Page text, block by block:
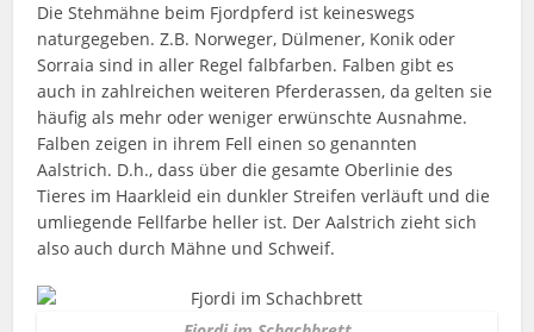
Die Stehmähne beim Fjordpferd ist keineswegs
naturgegeben. Z.B. Norweger, Dülmener, Konik oder
Sorraia sind in aller Regel falbfarben. Falben gibt es
auch in zahlreichen weiteren Pferderassen, da gelten sie
häufig als mehr oder weniger erwünschte Ausnahme.
Falben zeigen in ihrem Fell einen so genannten
Aalstrich. D.h., dass über die gesamte Oberlinie des
Tieres im Haarkleid ein dunkler Streifen verläuft und die
umliegende Fellfarbe heller ist. Der Aalstrich zieht sich
also auch durch Mähne und Schweif.